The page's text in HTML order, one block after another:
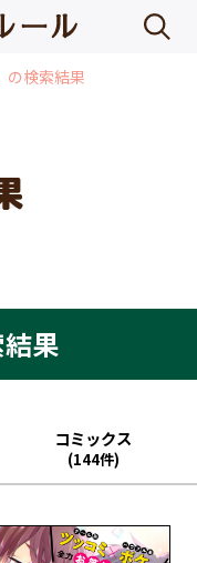
の検索結果
結果
コミックス
(144件)